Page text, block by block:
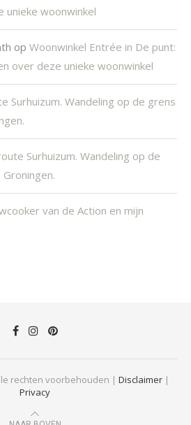
woonwinkel
op Woonwinkel Entrée in De punt:
over deze unieke woonwinkel
Surhuizum. Wandeling op de grens
Surhuizum. Wandeling op de
van de Action en mijn
rechten voorbehouden | Disclaimer|
Privacy